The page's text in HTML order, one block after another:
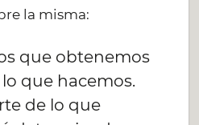
la misma:
que obtenemos
que hacemos.
de lo que